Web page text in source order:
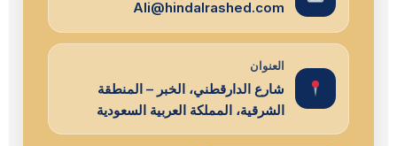
Ali@hindalrashed.com
العنوان
شارع الدارقطني، الخبر – المنطقة
الشرقية، المملكة العربية السعودية